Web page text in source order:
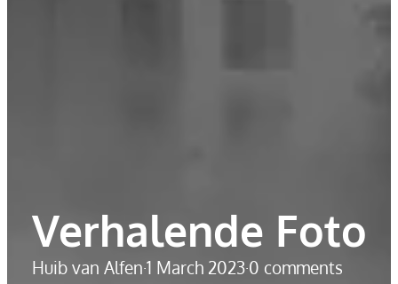
Verhalende Foto
Huib van Alfen·1 March 2023·0 comments